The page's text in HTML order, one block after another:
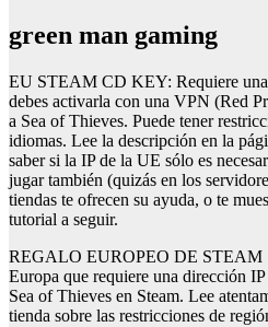
green man gaming
EU STEAM CD KEY: Requiere
debes activarla con una VPN (Red
a Sea of Thieves. Puede tener
idiomas. Lee la descripción en la
saber si la IP de la UE sólo es
jugar también (quizás en los
tiendas te ofrecen su ayuda, o te
tutorial a seguir.
REGALO EUROPEO DE STEAM :
Europa que requiere una dirección
Sea of Thieves en Steam. Lee
tienda sobre las restricciones de